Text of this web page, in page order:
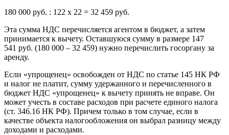
180 000 руб. : 122 х 22 = 32 459 руб.
Эта сумма НДС перечисляется агентом в бюджет, а затем
принимается к вычету. Оставшуюся сумму в размере 147
541 руб. (180 000 – 32 459) нужно перечислить госоргану за
аренду.
Если «упрощенец» освобожден от НДС по статье 145 НК РФ
и налог не платит, сумму удержанного и перечисленного в
бюджет НДС «упрощенец» к вычету принять не вправе. Он
может учесть в составе расходов при расчете единого налога
(ст. 346.16 НК РФ). Причем только в том случае, если в
качестве объекта налогообложения он выбрал разницу между
доходами и расходами.